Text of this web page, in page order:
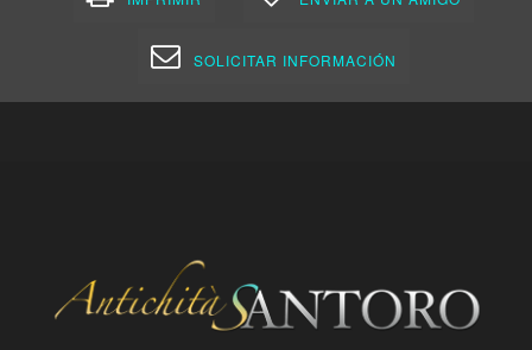
SOLICITAR INFORMACIÓN